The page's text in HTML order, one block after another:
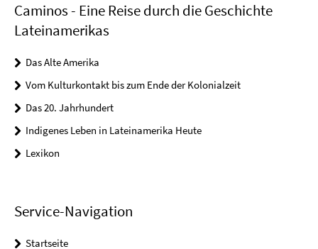
Caminos - Eine Reise durch die Geschichte
Lateinamerikas
Das Alte Amerika
Vom Kulturkontakt bis zum Ende der Kolonialzeit
Das 20. Jahrhundert
Indigenes Leben in Lateinamerika Heute
Lexikon
Service-Navigation
Startseite